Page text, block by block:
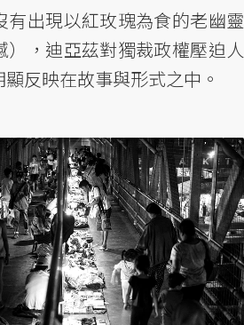
有出現以紅玫瑰為食的老幽靈
），迪亞茲對獨裁政權壓迫人
反映在故事與形式之中。